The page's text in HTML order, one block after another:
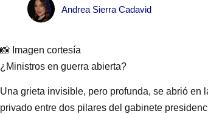
Andrea Sierra Cadavid
📸 Imagen cortesía
¿Ministros en guerra abierta?
Una grieta invisible, pero profunda, se abrió en
privado entre dos pilares del gabinete